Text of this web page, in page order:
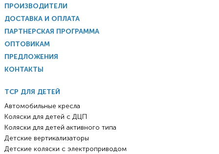
ПРОИЗВОДИТЕЛИ
ДОСТАВКА И ОПЛАТА
ПАРТНЕРСКАЯ ПРОГРАММА
ОПТОВИКАМ
ПРЕДЛОЖЕНИЯ
КОНТАКТЫ
ТСР ДЛЯ ДЕТЕЙ
Автомобильные кресла
Коляски для детей с ДЦП
Коляски для детей активного типа
Детские вертикализаторы
Детские коляски с электроприводом